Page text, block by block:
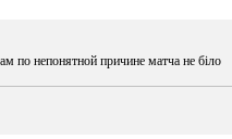
по непонятной причине матча не біло